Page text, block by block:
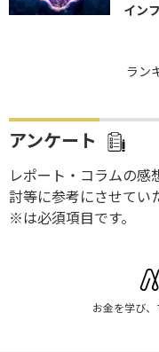
イン
ラン
アンケート
レポート・コラムの
討等に参考にさせてい
※は必須項目です。
お金を学び